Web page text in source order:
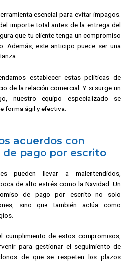
esencial para evitar impagos.
importe total antes de la entrega del
que tu cliente tenga un compromiso
Además, este anticipo puede ser una
establecer estas políticas de
de la relación comercial. Y si surge un
nuestro equipo especializado se
forma ágil y efectiva.
acuerdos con
de pago por escrito
pueden llevar a malentendidos,
de alto estrés como la Navidad. Un
de pago por escrito no solo
sino que también actúa como
cumplimiento de estos compromisos,
para gestionar el seguimiento de
de que se respeten los plazos